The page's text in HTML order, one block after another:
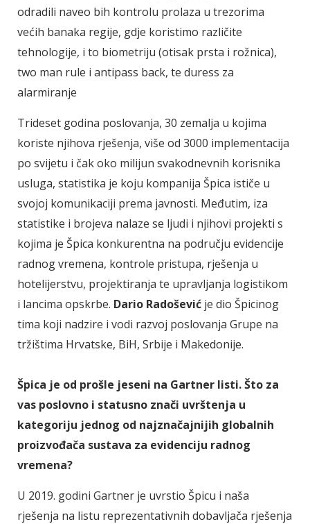
odradili naveo bih kontrolu prolaza u trezorima
većih banaka regije, gdje koristimo različite
tehnologije, i to biometriju (otisak prsta i rožnica),
two man rule i antipass back, te duress za
alarmiranje
Trideset godina poslovanja, 30 zemalja u kojima
koriste njihova rješenja, više od 3000 implementacija
po svijetu i čak oko milijun svakodnevnih korisnika
usluga, statistika je koju kompanija Špica ističe u
svojoj komunikaciji prema javnosti. Međutim, iza
statistike i brojeva nalaze se ljudi i njihovi projekti s
kojima je Špica konkurentna na području evidencije
radnog vremena, kontrole pristupa, rješenja u
hotelijerstvu, projektiranja te upravljanja logistikom
i lancima opskrbe. Dario Radošević je dio Špicinog
tima koji nadzire i vodi razvoj poslovanja Grupe na
tržištima Hrvatske, BiH, Srbije i Makedonije.
Špica je od prošle jeseni na Gartner listi. Što za
vas poslovno i statusno znači uvrštenja u
kategoriju jednog od najznačajnijih globalnih
proizvođača sustava za evidenciju radnog
vremena?
U 2019. godini Gartner je uvrstio Špicu i naša
rješenja na listu reprezentativnih dobavljača rješenja